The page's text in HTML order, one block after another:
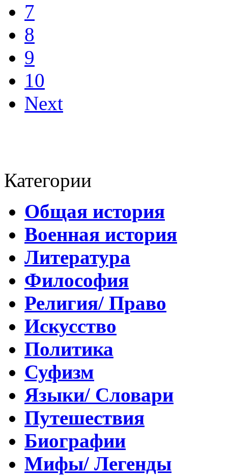
7
8
9
10
Next
Категории
Общая история
Военная история
Литература
Философия
Религия/ Право
Искусство
Политика
Суфизм
Языки/ Словари
Путешествия
Биографии
Мифы/ Легенды